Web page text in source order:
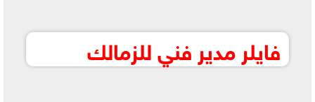
فايلر مدير فني للزمالك